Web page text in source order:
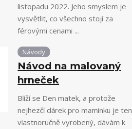
listopadu 2022. Jeho smyslem je
vysvětlit, co všechno stojí za
férovými cenami ...
Návody
Návod na malovaný
hrneček
Blíží se Den matek, a protože
nejhezčí dárek pro maminku je ten
vlastnoručně vyrobený, dávám k